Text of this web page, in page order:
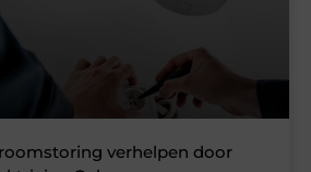
verhelpen door